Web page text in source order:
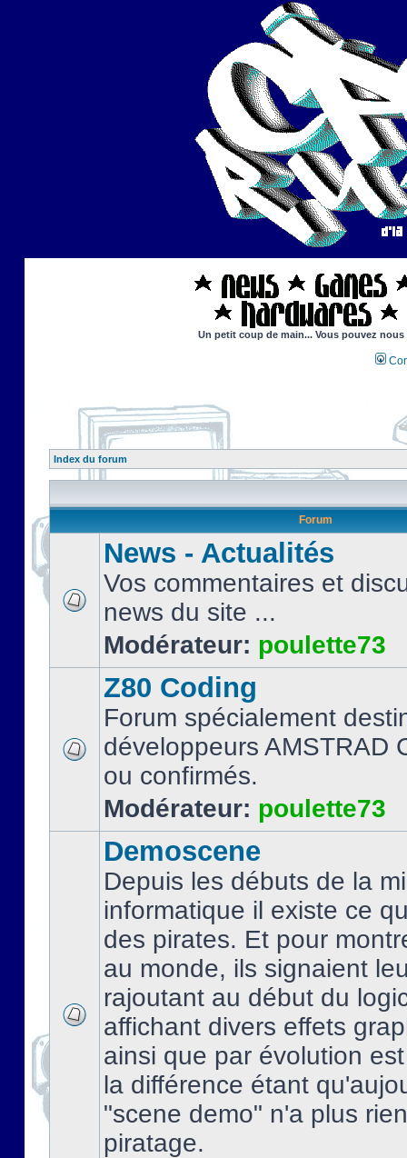
Un petit coup de main... Vous pouvez
Index du forum
Forum
News - Actualités
Vos commentaires et
news du site ...
Modérateur: poulette73
Z80 Coding
Forum spécialement
développeurs AMSTRAD
ou confirmés.
Modérateur: poulette73
Demoscene
Depuis les débuts de la
informatique il existe ce
des pirates. Et pour
au monde, ils signaient
rajoutant au début du
affichant divers effets
ainsi que par évolution
la différence étant
"scene demo" n'a plus
piratage.